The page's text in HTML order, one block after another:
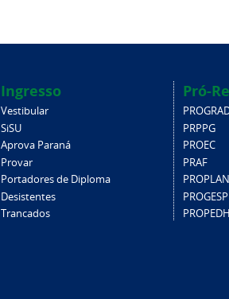
Ingresso
Vestibular
SiSU
Aprova Paraná
Provar
Portadores de Diploma
Desistentes
Trancados
Pró-
PRPPG
PROEC
PRAF
PROPLAN
PROGESP
PROPEDH